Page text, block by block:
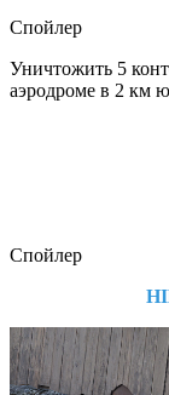
Спойлер
Уничтожить 5
аэродроме в 2 км
Спойлер